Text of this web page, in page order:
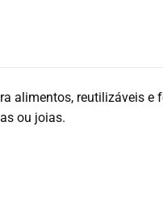
alimentos, reutilizáveis
ou joias.